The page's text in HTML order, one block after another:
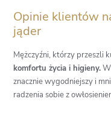
Opinie klientów
jąder
Mężczyźni, którzy przeszli
komfortu życia i higieny.
znacznie wygodniejszy i
radzenia sobie z